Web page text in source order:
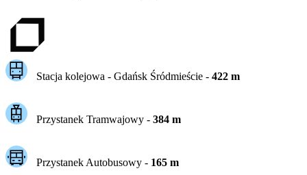
Stacja kolejowa - Gdańsk Śródmieście- 422m
Przystanek Tramwajowy - 384m
Przystanek Autobusowy - 165m